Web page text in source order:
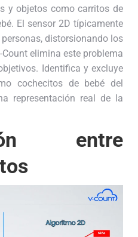
y objetos como carritos de
El sensor 2D típicamente
distorsionando los
elimina este problema
Identifica y excluye
cochecitos de bebé del
representación real de la
entre